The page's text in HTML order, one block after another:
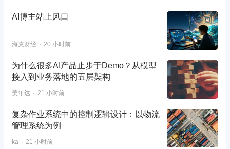
AI博主站上风口
海克财经 20 小时前
为什么很多AI产品止步于Demo？从模型
接入到业务落地的五层架构
美年达 21 小时前
复杂作业系统中的控制逻辑设计：以物流
管理系统为例
ka 21 小时前